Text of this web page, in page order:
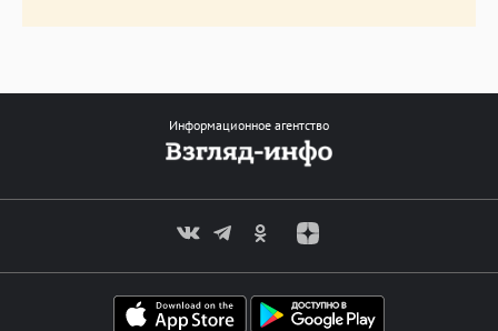
Информационное агентство